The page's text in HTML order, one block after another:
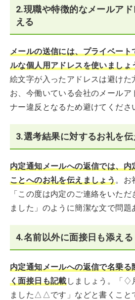
2.現職や特徴的なメールア
える
メールの送信には、プライベート
ルな個人用アドレスを使いましょ
絵文字が入ったアドレスは避けた
お、今働いている会社のメールア
ナー違反となるため避けてくださ
3.選考結果に対するお礼を伝
内定通知メールへの返信では、内
ことへのお礼を伝えましょう。お
「この度は内定のご連絡をいた
ました」のように簡潔な文で問題
4.名前以外に面接日も添える
内定通知メールへの返信で名乗る
く面接日も記載しましょう。「♢
ました△△です」などと書くこと